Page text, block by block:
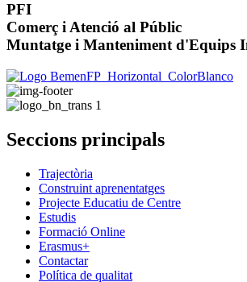
PFI
Comerç i Atenció al Públic
Muntatge i Manteniment d'Equips
Seccions principals
Trajectòria
Construint aprenentatges
Projecte Educatiu de Centre
Estudis
Formació Online
Erasmus+
Contactar
Política de qualitat